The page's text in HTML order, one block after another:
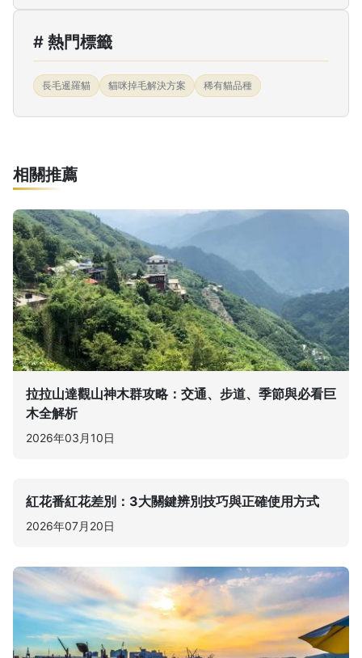
# 熱門標籤
長毛暹羅貓 貓咪掉毛解決方案 稀有貓品種
相關推薦
拉拉山達觀山神木群攻略：交通、步道、季節與必看巨
木全解析
2026年03月10日
紅花番紅花差別：3大關鍵辨別技巧與正確使用方式
2026年07月20日